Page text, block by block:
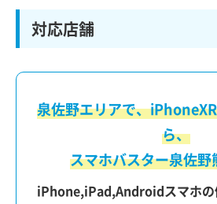
対応店舗
泉佐野エリアで、
ら、
スマホバスター泉佐野
iPhone,iPad,Androidスマホの